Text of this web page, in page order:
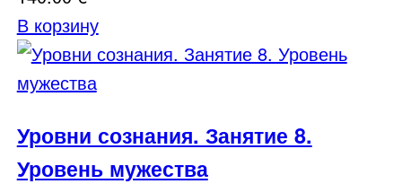
В корзину
Уровни сознания. Занятие 8.
Уровень мужества